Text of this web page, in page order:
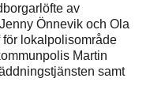
av
Önnevik och Ola
lokalpolisområde
Martin
samt